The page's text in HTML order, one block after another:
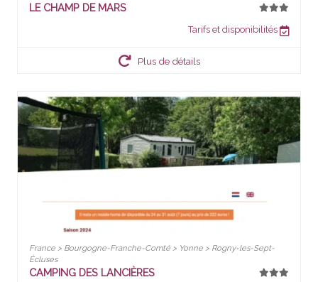
LE CHAMP DE MARS
Tarifs et disponibilités
Plus de détails
France > Bourgogne-Franche-Comté > Yonne > Rogny-les-Sept-
Écluses
CAMPING DES LANCIÈRES